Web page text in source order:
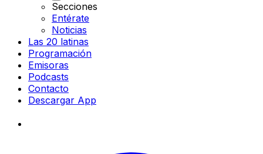
Secciones
Entérate
Noticias
Las 20 latinas
Programación
Emisoras
Podcasts
Contacto
Descargar App